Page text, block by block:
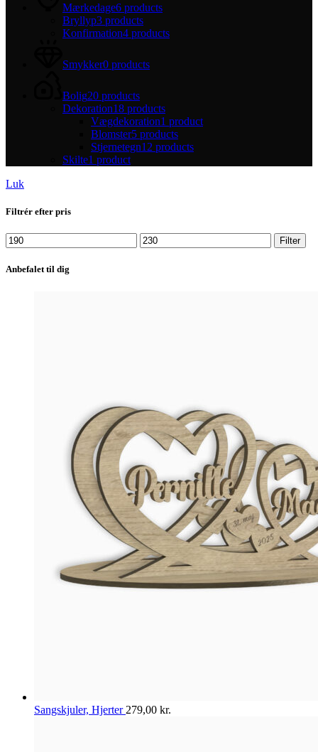
Mærkedage6 products
Bryllyp3 products
Konfirmation4 products
Smykker0 products
Bolig20 products
Dekoration18 products
Vægdekoration1 product
Blomster5 products
Stjernetegn12 products
Skilte1 product
Luk
Filtrér efter pris
Filter
Anbefalet til dig
Sangskjuler, Hjerter 279,00 kr.